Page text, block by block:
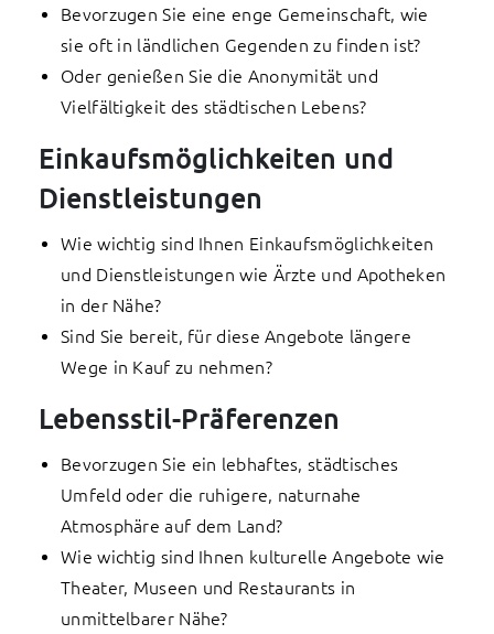
Bevorzugen Sie eine enge Gemeinschaft, wie
sie oft in ländlichen Gegenden zu finden ist?
Oder genießen Sie die Anonymität und
Vielfältigkeit des städtischen Lebens?
Einkaufsmöglichkeiten und
Dienstleistungen
Wie wichtig sind Ihnen Einkaufsmöglichkeiten
und Dienstleistungen wie Ärzte und Apotheken
in der Nähe?
Sind Sie bereit, für diese Angebote längere
Wege in Kauf zu nehmen?
Lebensstil-Präferenzen
Bevorzugen Sie ein lebhaftes, städtisches
Umfeld oder die ruhigere, naturnahe
Atmosphäre auf dem Land?
Wie wichtig sind Ihnen kulturelle Angebote wie
Theater, Museen und Restaurants in
unmittelbarer Nähe?